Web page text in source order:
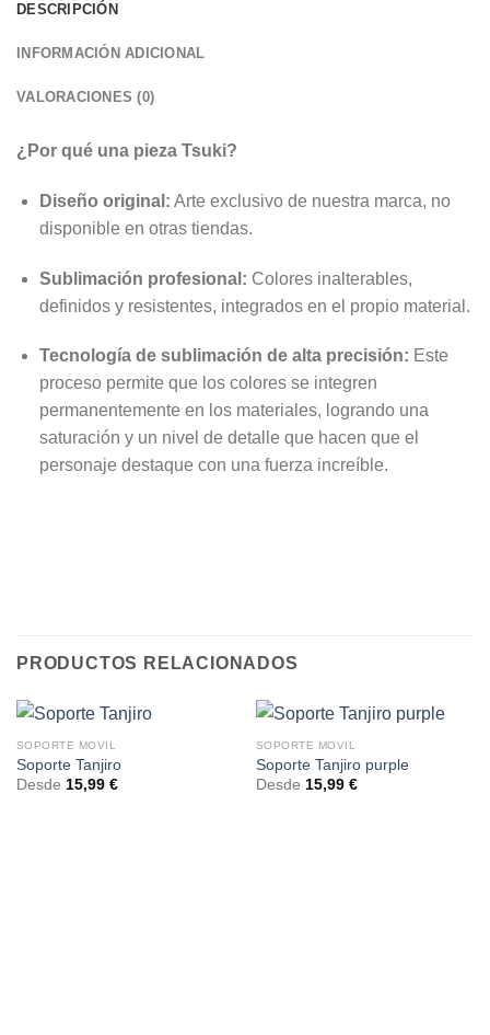
DESCRIPCIÓN
INFORMACIÓN ADICIONAL
VALORACIONES (0)
¿Por qué una pieza Tsuki?
Diseño original: Arte exclusivo de nuestra marca, no
disponible en otras tiendas.
Sublimación profesional: Colores inalterables,
definidos y resistentes, integrados en el propio material.
Tecnología de sublimación de alta precisión: Este
proceso permite que los colores se integren
permanentemente en los materiales, logrando una
saturación y un nivel de detalle que hacen que el
personaje destaque con una fuerza increíble.
PRODUCTOS RELACIONADOS
SOPORTE MOVIL
Soporte Tanjiro
Desde 15,99 €
SOPORTE MOVIL
Soporte Tanjiro purple
Desde 15,99 €